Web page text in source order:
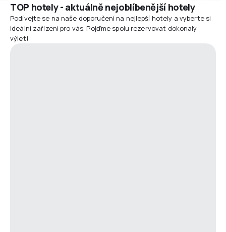
TOP hotely - aktuálně nejoblíbenější hotely
Podívejte se na naše doporučení na nejlepší hotely a vyberte si
ideální zařízení pro vás. Pojďme spolu rezervovat dokonalý
výlet!